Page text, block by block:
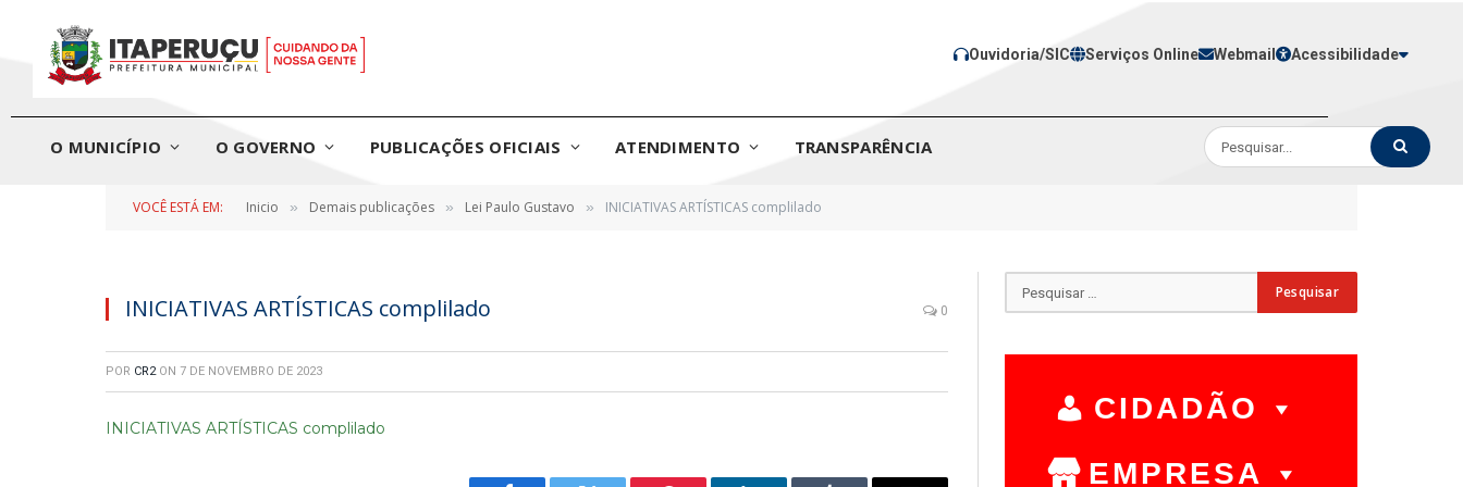
Ouvidoria/SIC Serviços Online Webmail Acessibilidade
O MUNICÍPIO O GOVERNO PUBLICAÇÕES OFICIAIS ATENDIMENTO TRANSPARÊNCIA
VOCÊ ESTÁ EM: Inicio » Demais publicações » Lei Paulo Gustavo » INICIATIVAS ARTÍSTICAS complilado
INICIATIVAS ARTÍSTICAS complilado 0
POR CR2 ON 7 DE NOVEMBRO DE 2023
INICIATIVAS ARTÍSTICAS complilado
CIDADÃO
EMPRESA